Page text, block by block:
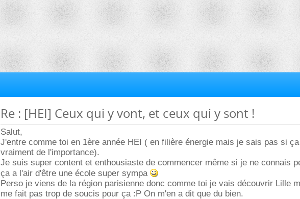
Re : [HEI] Ceux qui y vont, et ceux qui y sont !
Salut,
J'entre comme toi en 1ère année HEI ( en filière énergie mais je sais pas si
vraiment de l'importance).
Je suis super content et enthousiaste de commencer même si je ne connais
ça a l'air d'être une école super sympa
Perso je viens de la région parisienne donc comme toi je vais découvrir Lille
me fait pas trop de soucis pour ça :P On m'en a dit que du bien.